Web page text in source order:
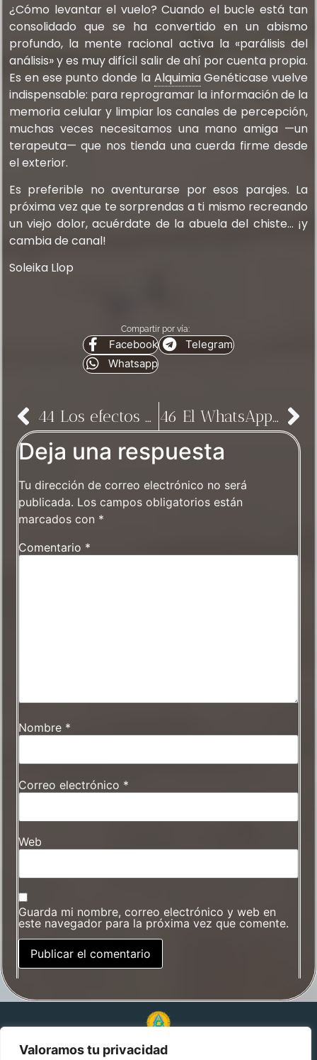
Valoramos tu privacidad
¿Cómo levantar el vuelo? Cuando el bucle está tan
consolidado que se ha convertido en un abismo
profundo, la mente racional activa la «parálisis del
análisis» y es muy difícil salir de ahí por cuenta propia.
Es en ese punto donde la AlquimiaGenéticase vuelve
indispensable: para reprogramar la información de la
memoria celular y limpiar los canales de percepción,
muchas veces necesitamos una mano amiga —un
terapeuta— que nos tienda una cuerda firme desde
el exterior.
Es preferible no aventurarse por esos parajes. La
próxima vez que te sorprendas a ti mismo recreando
un viejo dolor, acuérdate de la abuela del chiste… ¡y
cambia de canal!
Soleika Llop
Compartir por vía:
Facebook
Telegram
Whatsapp
44 Los efectos de la visita Papal 46 El WhatsApp cuántico
Deja una respuesta
Tu dirección de correo electrónico no será
publicada. Los campos obligatorios están
marcados con *
Comentario *
Nombre *
Correo electrónico *
Web
Guarda mi nombre, correo electrónico y web en
este navegador para la próxima vez que comente.